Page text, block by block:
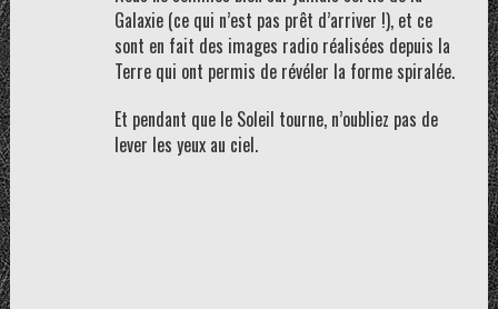
Galaxie (ce qui n’est pas prêt d’arriver !), et ce
sont en fait des images radio réalisées depuis la
Terre qui ont permis de révéler la forme spiralée.
Et pendant que le Soleil tourne, n’oubliez pas de
lever les yeux au ciel.